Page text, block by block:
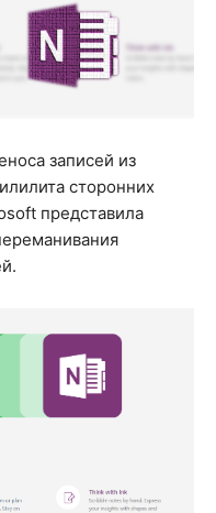
записей из
сторонних
представила